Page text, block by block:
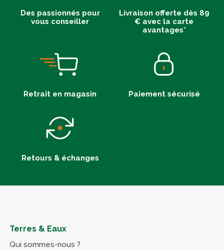
Des passionnés pour
vous conseiller
Livraison offerte dès 89
€ avec la carte
avantages*
Retrait en magasin Paiement sécurisé
Retours & échanges
Terres & Eaux
Qui sommes-nous ?